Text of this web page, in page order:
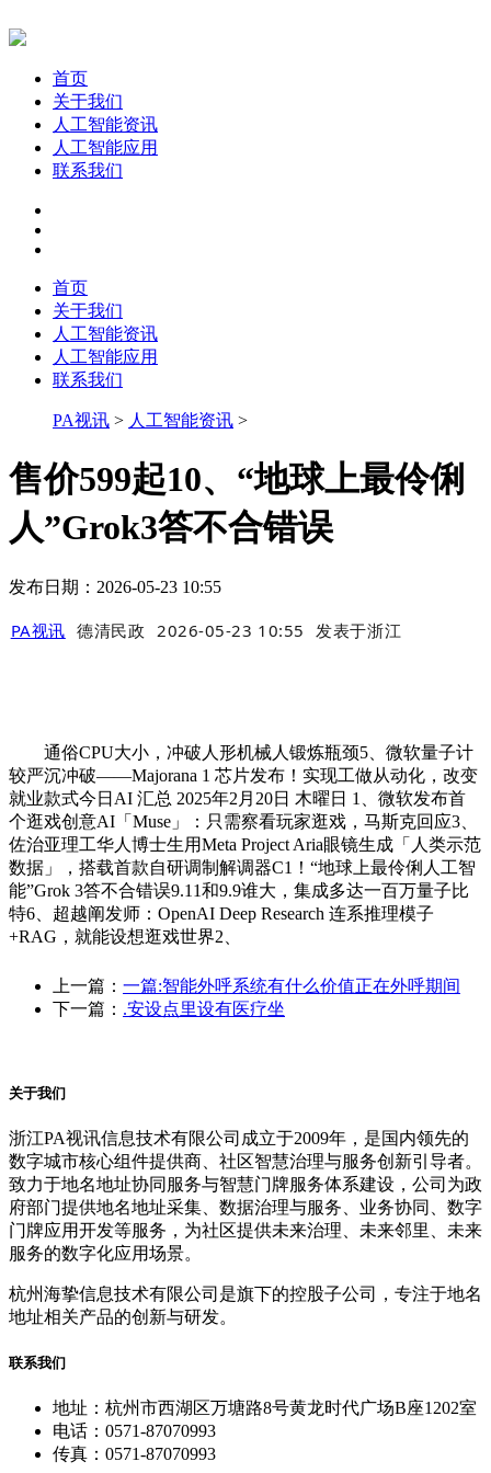
首页
关于我们
人工智能资讯
人工智能应用
联系我们
首页
关于我们
人工智能资讯
人工智能应用
联系我们
PA视讯 > 人工智能资讯 >
售价599起10、“地球上最伶俐
人”Grok3答不合错误
发布日期：2026-05-23 10:55
PA视讯 德清民政 2026-05-23 10:55 发表于浙江
通俗CPU大小，冲破人形机械人锻炼瓶颈5、微软量子计
较严沉冲破——Majorana 1 芯片发布！实现工做从动化，改变
就业款式今日AI 汇总 2025年2月20日 木曜日 1、微软发布首
个逛戏创意AI「Muse」：只需察看玩家逛戏，马斯克回应3、
佐治亚理工华人博士生用Meta Project Aria眼镜生成「人类示范
数据」，搭载首款自研调制解调器C1！“地球上最伶俐人工智
能”Grok 3答不合错误9.11和9.9谁大，集成多达一百万量子比
特6、超越阐发师：OpenAI Deep Research 连系推理模子
+RAG，就能设想逛戏世界2、
上一篇： 一篇:智能外呼系统有什么价值正在外呼期间
下一篇： .安设点里设有医疗坐
关于我们
浙江PA视讯信息技术有限公司成立于2009年，是国内领先的
数字城市核心组件提供商、社区智慧治理与服务创新引导者。
致力于地名地址协同服务与智慧门牌服务体系建设，公司为政
府部门提供地名地址采集、数据治理与服务、业务协同、数字
门牌应用开发等服务，为社区提供未来治理、未来邻里、未来
服务的数字化应用场景。
杭州海挚信息技术有限公司是旗下的控股子公司，专注于地名
地址相关产品的创新与研发。
联系我们
地址：杭州市西湖区万塘路8号黄龙时代广场B座1202室
电话：0571-87070993
传真：0571-87070993